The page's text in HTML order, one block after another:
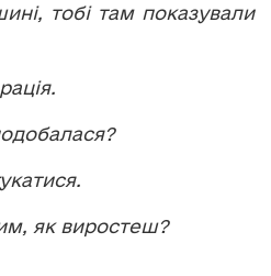
тобі там показували
як виростеш?